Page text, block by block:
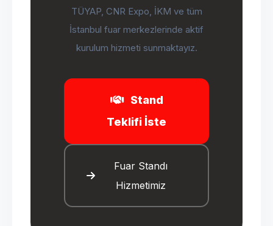
TÜYAP, CNR Expo, İKM ve tüm
İstanbul fuar merkezlerinde aktif
kurulum hizmeti sunmaktayız.
Stand
Teklifi İste
Fuar Standı
Hizmetimiz